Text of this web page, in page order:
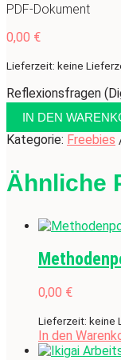
PDF-Dokument
0,00 €
Lieferzeit: keine
Reflexionsfragen
IN DEN
Kategorie: Freebies
Ähnliche
0,00 €
Lieferzeit: keine
In den